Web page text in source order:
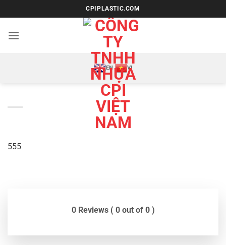
qua
nội
CPIPLASTIC.COM
EN VI
555
0 Reviews ( 0 out of 0 )